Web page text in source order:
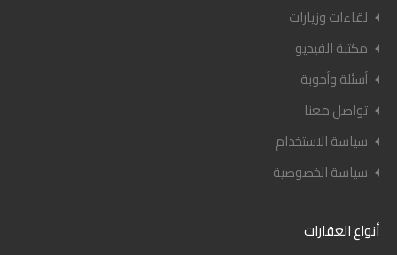
لقاءات وزيارات
مكتبة الفيديو
أسئلة وأجوبة
تواصل معنا
سياسة الاستخدام
سياسة الخصوصية
أنواع العقارات